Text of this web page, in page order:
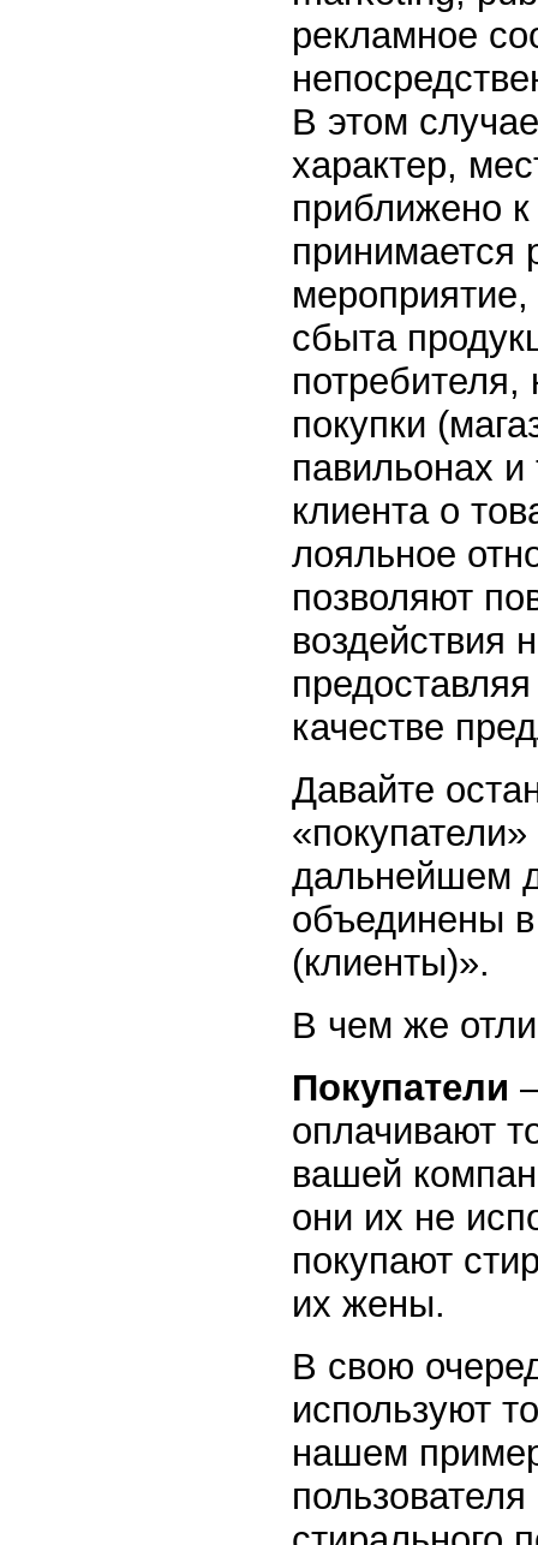
рекламное
В этом
характер,
приближено
принимается
сбыта
покупки
павильонах
клиента о
лояльное
позволяют
воздействия
качестве
Давайте
дальнейшем
объединены
(клиенты)».
В чем же
Покупатели
оплачивают
вашей
они их не
покупают
их жены.
В свою
используют
нашем